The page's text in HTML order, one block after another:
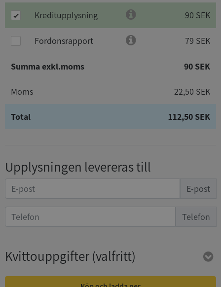
Kreditupplysning 90 SEK
Fordonsrapport 79 SEK
Summa exkl.moms 90 SEK
Moms 22,50 SEK
Total 112,50 SEK
Upplysningen levereras till
E-post
Telefon
Kvittouppgifter(valfritt)